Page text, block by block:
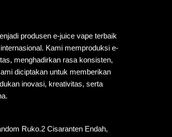
produsen e-juice vape terbaik
Kami memproduksi e-
menghadirkan rasa konsisten,
diciptakan untuk memberikan
inovasi, kreativitas, serta
Ruko.2 Cisaranten Endah,